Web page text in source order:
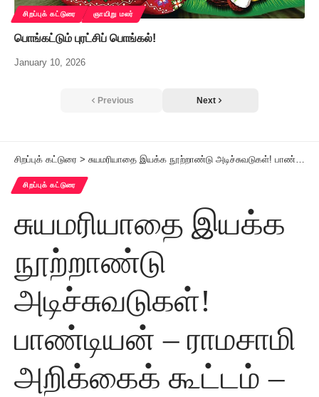
சிறப்புக் கட்டுரை ஞாயிறு மலர்
பொங்கட்டும் புரட்சிப் பொங்கல்!
January 10, 2026
Previous Next
சிறப்புக் கட்டுரை > சுயமரியாதை இயக்க நூற்றாண்டு அடிச்சுவடுகள்! பாண்டியன் – ராமசாமி அறிக்கைக் கூட்டம் – II
சிறப்புக் கட்டுரை
சுயமரியாதை இயக்க
நூற்றாண்டு
அடிச்சுவடுகள்!
பாண்டியன் – ராமசாமி
அறிக்கைக் கூட்டம் –